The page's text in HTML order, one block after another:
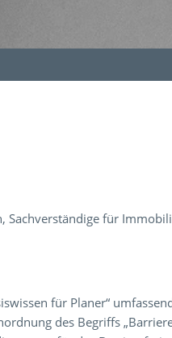
Sachverständige für
für Planer“
des Begriffs